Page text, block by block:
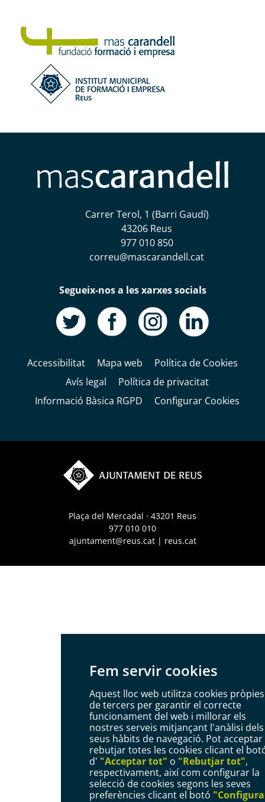
Fem servir cookies
Aquest lloc web utilitza cookies
de tercers per garantir el correcte
funcionament del web i millorar els
nostres serveis mitjançant l'anàlisi dels
seus hàbits de navegació. Pot acceptar
rebutjar totes les cookies clicant el
d' "Acceptar tot" o "Rebutjar tot",
respectivament, així com configurar la
selecció de cookies segons les seves
preferències clicant el botó
Carrer Terol, 1 (Barri Gaudí)
43206 Reus
977 010 850
correu@mascarandell.cat
Segueix-nos a les xarxes socials
Accessibilitat Mapa web
Política de Cookies
Avís legal
Política de privacitat
Informació Bàsica RGPD
Configurar Cookies
Plaça del Mercadal · 43201 Reus
977 010 010
ajuntament@reus.cat| reus.cat